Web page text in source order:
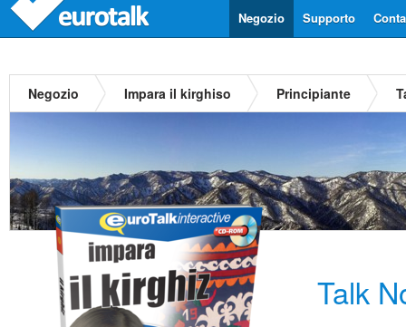
Supporto
Negozio
Negozio Impara il kirghiso Principiante
Talk